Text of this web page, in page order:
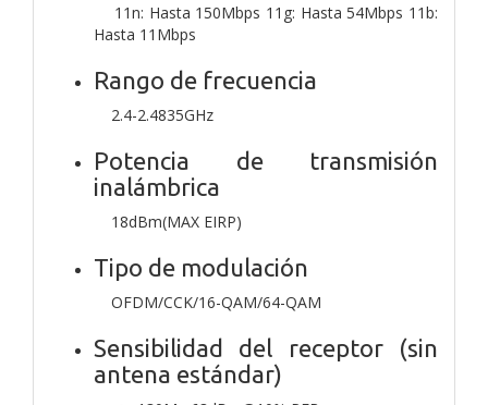
11n: Hasta 150Mbps 11g: Hasta 54Mbps 11b:
Hasta 11Mbps
Rango de frecuencia
2.4-2.4835GHz
Potencia de transmisión
inalámbrica
18dBm(MAX EIRP)
Tipo de modulación
OFDM/CCK/16-QAM/64-QAM
Sensibilidad del receptor (sin
antena estándar)